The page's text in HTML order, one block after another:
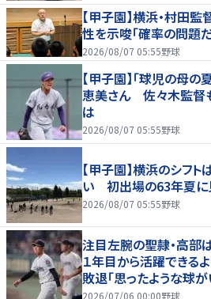
【甲子園】横浜・村田監
性を示唆「確率の問題
2026/08/07 05:55野球
【甲子園】「球児の母
恵美さん 佐々木監督
は
2026/08/07 05:55野球
【甲子園】横浜のシフト
い 初出場の63年夏に
2026/08/07 05:55野球
注目左腕の聖隷・高部
１年目から活躍できる
敗退「思ったような球が
2026/07/06 00:00野球